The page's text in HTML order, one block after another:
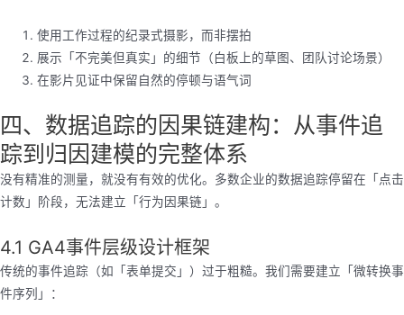
使用工作过程的纪录式摄影，而非摆拍
展示「不完美但真实」的细节（白板上的草图、团队讨论场景）
在影片见证中保留自然的停顿与语气词
四、数据追踪的因果链建构：从事件追
踪到归因建模的完整体系
没有精准的测量，就没有有效的优化。多数企业的数据追踪停留在「点击
计数」阶段，无法建立「行为因果链」。
4.1 GA4事件层级设计框架
传统的事件追踪（如「表单提交」）过于粗糙。我们需要建立「微转换事
件序列」：